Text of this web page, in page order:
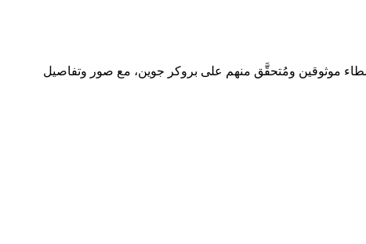
و1,900,000 جنيه، بمتوسط سعر متر 10,734 جنيه/م². جميع العروض من وسطاء موثوقين ومُتحقَّق منهم على بروكر جوين، مع صور وتفاصيل